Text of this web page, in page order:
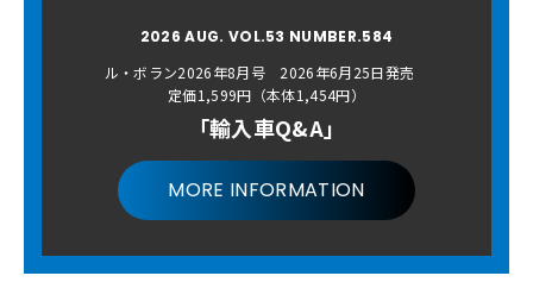
2026 AUG. VOL.53 NUMBER.584
ル・ボラン2026年8月号 2026年6月25日発売
定価1,599円（本体1,454円）
「輸入車Q&A」
MORE INFORMATION